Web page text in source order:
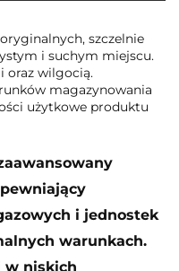
szczelnie
i suchym miejscu.
oraz wilgocią.
magazynowania
użytkowe produktu
i jednostek
warunkach.
w niskich